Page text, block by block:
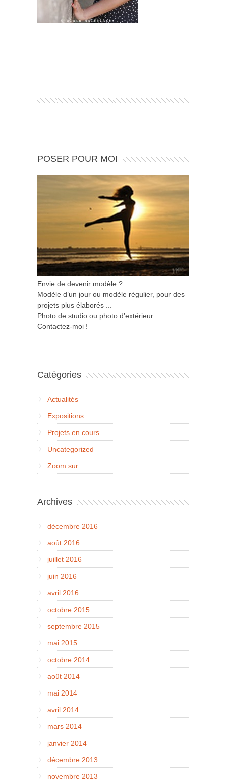
POSER POUR MOI
Envie de devenir modèle ?
Modèle d’un jour ou modèle régulier, pour des
projets plus élaborés ...
Photo de studio ou photo d’extérieur...
Contactez-moi !
Catégories
Actualités
Expositions
Projets en cours
Uncategorized
Zoom sur…
Archives
décembre 2016
août 2016
juillet 2016
juin 2016
avril 2016
octobre 2015
septembre 2015
mai 2015
octobre 2014
août 2014
mai 2014
avril 2014
mars 2014
janvier 2014
décembre 2013
novembre 2013